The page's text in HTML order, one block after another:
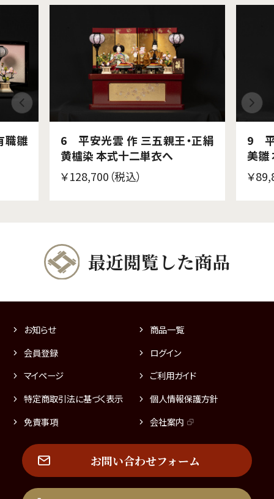
職雛
6 平安光雲 作 三五親王・正絹
黄櫨染 本式十二単衣へ
￥128,700（税込）
9 平
美雛
￥
最近閲覧した商品
お知らせ
商品一覧
会員登録
ログイン
マイページ
ご利用ガイド
特定商取引法に基づく表示
個人情報保護方針
免責事項
会社案内
お問い合わせフォーム